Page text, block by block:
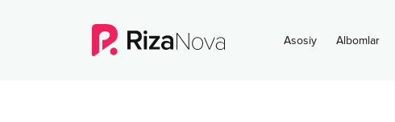
Asosiy Albomlar